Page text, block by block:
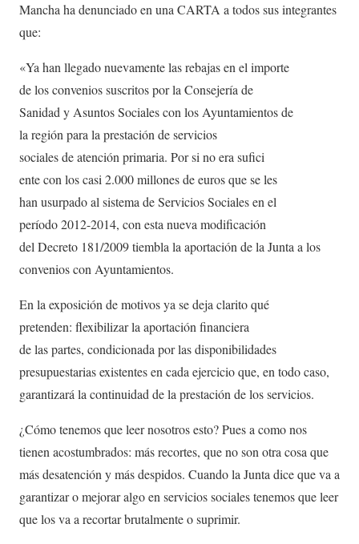
Mancha ha denunciado en una CARTA a todos sus integrantes
que:
«Ya han llegado nuevamente las rebajas en el importe
de los convenios suscritos por la Consejería de
Sanidad y Asuntos Sociales con los Ayuntamientos de
la región para la prestación de servicios
sociales de atención primaria. Por si no era sufici
ente con los casi 2.000 millones de euros que se les
han usurpado al sistema de Servicios Sociales en el
período 2012-2014, con esta nueva modificación
del Decreto 181/2009 tiembla la aportación de la Junta a los
convenios con Ayuntamientos.
En la exposición de motivos ya se deja clarito qué
pretenden: flexibilizar la aportación financiera
de las partes, condicionada por las disponibilidades
presupuestarias existentes en cada ejercicio que, en todo caso,
garantizará la continuidad de la prestación de los servicios.
¿Cómo tenemos que leer nosotros esto? Pues a como nos
tienen acostumbrados: más recortes, que no son otra cosa que
más desatención y más despidos. Cuando la Junta dice que va a
garantizar o mejorar algo en servicios sociales tenemos que leer
que los va a recortar brutalmente o suprimir.